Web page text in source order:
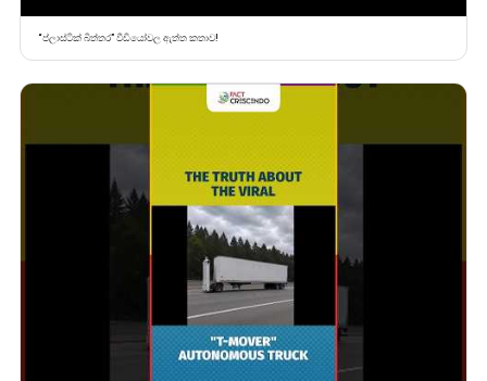
“ප්ලාස්ටික් බිත්තර” වීඩියෝවල ඇත්ත කතාව!